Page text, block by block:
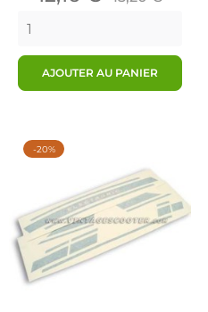
AJOUTER AU PANIER
-20%